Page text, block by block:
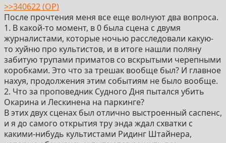
>>340622 (OP)
После прочтения меня все еще волнуют два вопроса.
1. В какой-то момент, в 0 была сцена с двумя
журналистами, которые ночью расследовали какую-
то хуйню про культистов, и в итоге нашли поляну
забитую трупами приматов со вскрытыми черепными
коробками. Это что за трешак вообще был? И главное
нахуя, продолжения этим событиям не было вообще.
2. Что за проповедник Судного Дня пытался убить
Окарина и Лескинена на паркинге?
В этих двух сценах был отлично выстроенный саспенс,
и я до самого открытия тру энда ждал схватки с
какими-нибудь культистами Ридинг Штайнера,